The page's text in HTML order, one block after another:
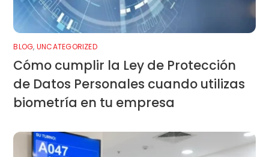
BLOG, UNCATEGORIZED
Cómo cumplir la Ley de Protección
de Datos Personales cuando utilizas
biometría en tu empresa